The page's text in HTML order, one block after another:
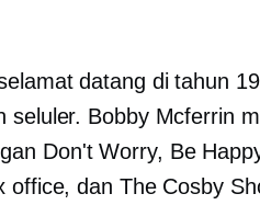
datang di tahun
seluler. Bobby Mcferrin
Don't Worry, Be
office, dan The Cosby